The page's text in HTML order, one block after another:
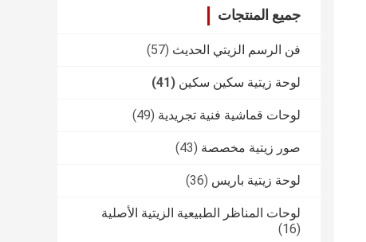
جميع المنتجات
فن الرسم الزيتي الحديث (57)
لوحة زيتية سكين سكين (41)
لوحات قماشية فنية تجريدية (49)
صور زيتية مخصصة (43)
لوحة زيتية باريس (36)
لوحات المناظر الطبيعية الزيتية الأصلية
(16)